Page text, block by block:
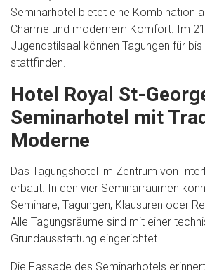
Seminarhotel bietet eine Kombination
Charme und modernem Komfort. Im
Jugendstilsaal können Tagungen für
stattfinden.
Hotel Royal St-
Seminarhotel mit
Moderne
Das Tagungshotel im Zentrum von
erbaut. In den vier Seminarräumen
Seminare, Tagungen, Klausuren oder
Alle Tagungsräume sind mit einer
Grundausstattung eingerichtet.
Die Fassade des Seminarhotels